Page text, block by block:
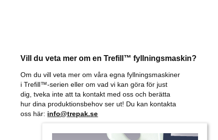
Vill du veta mer om en Trefill™ fyllningsmaskin?
Om du vill veta mer om våra egna fyllningsmaskiner
i Trefill™-serien eller om vad vi kan göra för just
dig, tveka inte att ta kontakt med oss och berätta
hur dina produktionsbehov ser ut! Du kan kontakta
oss här: info@trepak.se